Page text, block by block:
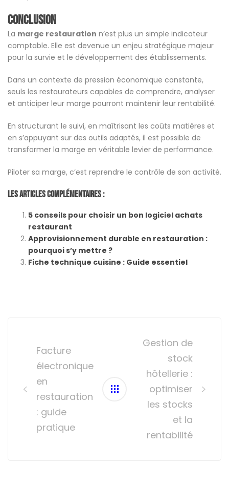
Conclusion
La marge restauration n’est plus un simple indicateur
comptable. Elle est devenue un enjeu stratégique majeur
pour la survie et le développement des établissements.
Dans un contexte de pression économique constante,
seuls les restaurateurs capables de comprendre, analyser
et anticiper leur marge pourront maintenir leur rentabilité.
En structurant le suivi, en maîtrisant les coûts matières et
en s’appuyant sur des outils adaptés, il est possible de
transformer la marge en véritable levier de performance.
Piloter sa marge, c’est reprendre le contrôle de son activité.
Les Articles Complémentaires :
5 conseils pour choisir un bon logiciel achats
restaurant
Approvisionnement durable en restauration :
pourquoi s’y mettre ?
Fiche technique cuisine : Guide essentiel
Facture
électronique
en
restauration
: guide
pratique
Gestion de
stock
hôtellerie :
optimiser
les stocks
et la
rentabilité